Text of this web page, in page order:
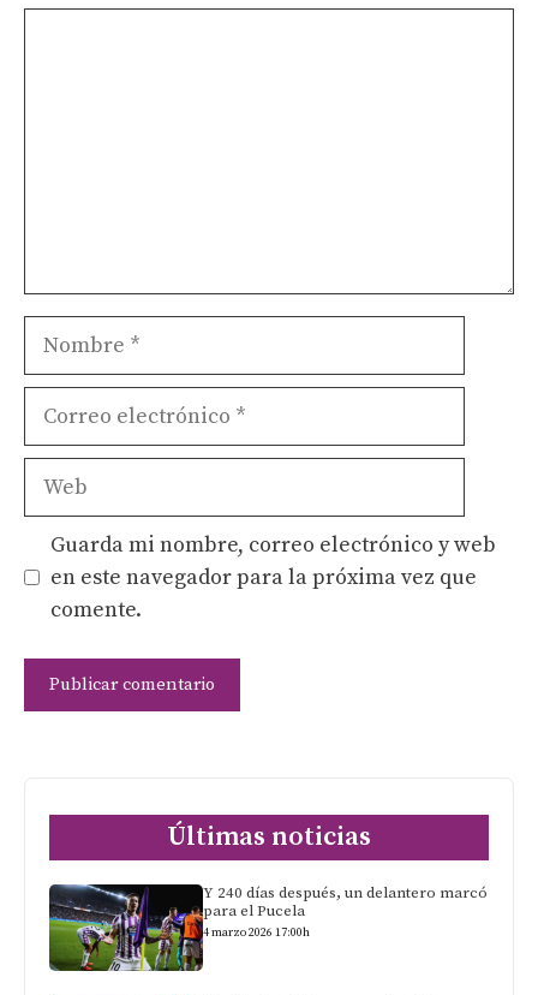
Nombre
Guarda mi nombre, correo electrónico y web
en este navegador para la próxima vez que
comente.
Últimas noticias
Y 240 días después, un delantero marcó
para el Pucela
4 marzo 2026 17:00h